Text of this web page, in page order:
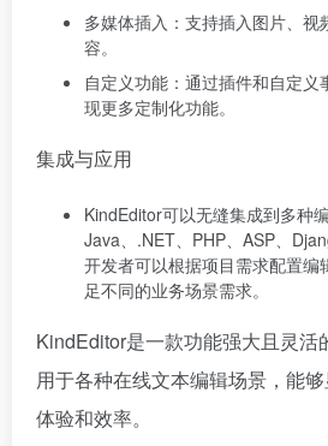
多媒体插入：支持插入图片、视
容。
自定义功能：通过插件和自定
现更多定制化功能。
集成与应用
KindEditor可以无缝集成到多种
Java、.NET、PHP、ASP、
开发者可以根据项目需求配置编
足不同的业务场景需求。
KindEditor是一款功能强大且灵活
用于各种在线文本编辑场景，能
体验和效率。